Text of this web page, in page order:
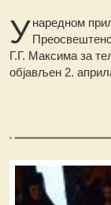
Унаредном
Г.Г. Максима за
објављен 2.